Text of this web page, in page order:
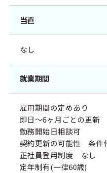
当直
なし
就業期間
雇用期間の定めあり
即日～6ヶ月ごとの更新
勤務開始日相談可
契約更新の可能性 条件
正社員登用制度 なし
定年制有(一律60歳)